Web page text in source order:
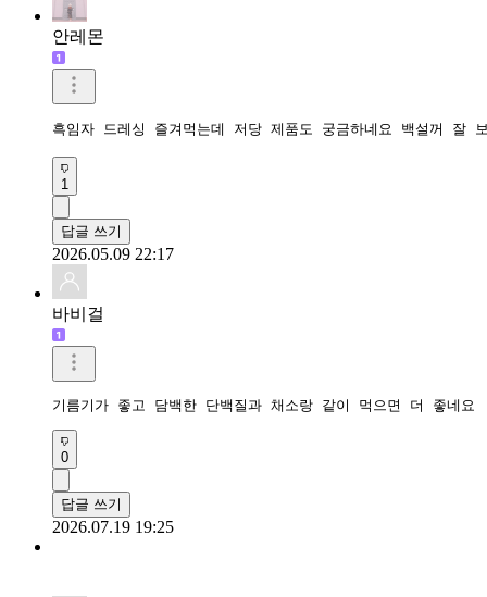
안레몬
흑임자 드레싱 즐겨먹는데 저당 제품도 궁금하네요 백설꺼 잘
1
답글 쓰기
2026.05.09 22:17
바비걸
기름기가 좋고 담백한 단백질과 채소랑 같이 먹으면 더 좋네요
0
답글 쓰기
2026.07.19 19:25